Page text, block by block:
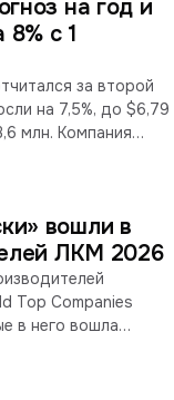
более
полугодие отрасль
на 6,9%.
на год и
с 1
за второй
на 7,5%, до $6,79
млн. Компания
компания
магазинов на
вошли в
ЛКМ 2026
Top Companies
в него вошла